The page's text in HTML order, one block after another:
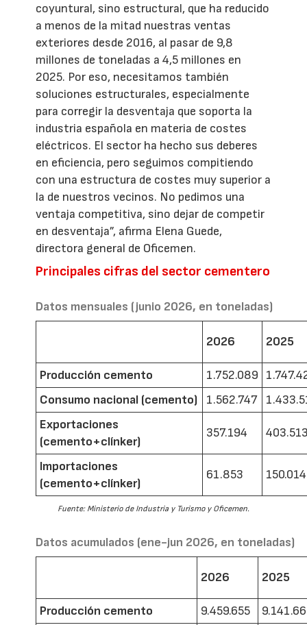
coyuntural, sino estructural, que ha reducido
a menos de la mitad nuestras ventas
exteriores desde 2016, al pasar de 9,8
millones de toneladas a 4,5 millones en
2025. Por eso, necesitamos también
soluciones estructurales, especialmente
para corregir la desventaja que soporta la
industria española en materia de costes
eléctricos. El sector ha hecho sus deberes
en eficiencia, pero seguimos compitiendo
con una estructura de costes muy superior a
la de nuestros vecinos. No pedimos una
ventaja competitiva, sino dejar de competir
en desventaja”, afirma Elena Guede,
directora general de Oficemen.
Principales cifras del sector cementero
Datos mensuales (junio 2026, en toneladas)
2026 2025
Producción cemento 1.752.089
Consumo nacional (cemento)
1.562.747
Exportaciones
(cemento+clínker)
357.194
Importaciones
(cemento+clínker)
61.853 150.014
Fuente: Ministerio de Industria y Turismo y Oficemen.
Datos acumulados (ene-jun 2026, en toneladas)
2026 2025
Producción cemento 9.459.655